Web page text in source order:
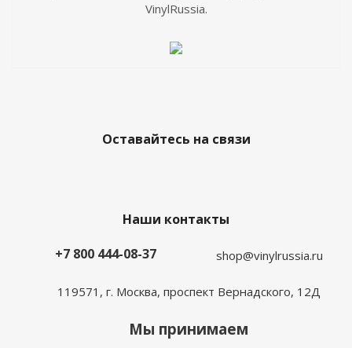
VinylRussia.
Оставайтесь на связи
Наши контакты
+7 800 444-08-37
shop@vinylrussia.ru
119571, г. Москва, проспект Вернадского, 12Д
Мы принимаем